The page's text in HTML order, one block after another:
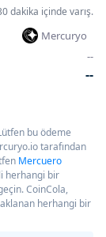
dakika içinde varış.
Mercuryo
--
--
bu ödeme
tarafından
Mercuero
herhangi bir
CoinCola,
herhangi bir